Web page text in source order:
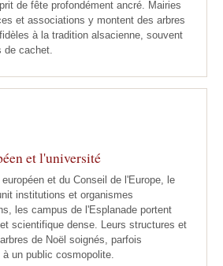
de fête profondément ancré. Mairies
et associations y montent des arbres
à la tradition alsacienne, souvent
de cachet.
et l'université
et du Conseil de l'Europe, le
institutions et organismes
les campus de l'Esplanade portent
scientifique dense. Leurs structures et
de Noël soignés, parfois
un public cosmopolite.